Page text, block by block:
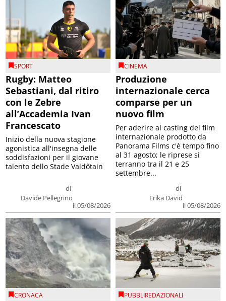
SPORT
Rugby: Matteo
Sebastiani, dal ritiro
con le Zebre
all’Accademia Ivan
Francescato
di
Davide Pellegrino
il 05/08/2026
Inizio della nuova stagione
agonistica all'insegna delle
soddisfazioni per il giovane
talento dello Stade Valdôtain
CINEMA
Produzione
internazionale cerca
comparse per un
nuovo film
di
Erika David
il 05/08/2026
Per aderire al casting del film
internazionale prodotto da
Panorama Films c'è tempo fino
al 31 agosto; le riprese si
terranno tra il 21 e 25
settembre...
CRONACA PUBBLIREDAZIONALI